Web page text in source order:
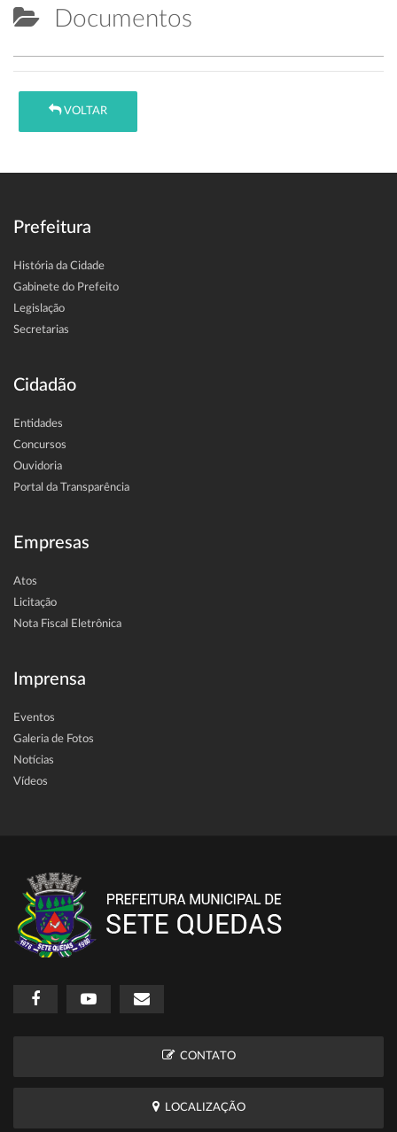
Documentos
VOLTAR
Prefeitura
História da Cidade
Gabinete do Prefeito
Legislação
Secretarias
Cidadão
Entidades
Concursos
Ouvidoria
Portal da Transparência
Empresas
Atos
Licitação
Nota Fiscal Eletrônica
Imprensa
Eventos
Galeria de Fotos
Notícias
Vídeos
CONTATO
LOCALIZAÇÃO